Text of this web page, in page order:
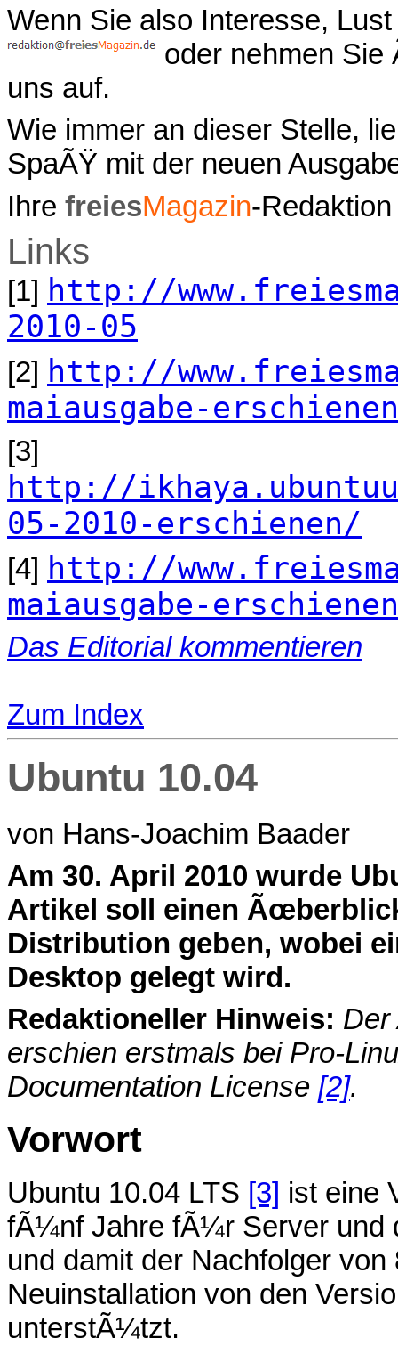
Wenn Sie also Interesse,
oder nehmen
uns auf.
Wie immer an dieser Stelle,
SpaÃŸ mit der neuen
Ihre freiesMagazin-Redaktion
Links
[1] http://
2010-05
[2] http://
maiausgabe-
[3]
http://
05-2010-erschienen/
[4] http://
maiausgabe-
Das Editorial kommentieren
Zum Index
Ubuntu 10.04
von Hans-Joachim Baader
Am 30. April 2010 wurde
Artikel soll einen
Distribution geben, wobei
Desktop gelegt wird.
Redaktioneller Hinweis:
erschien erstmals bei Pro-
Documentation License [2].
Vorwort
Ubuntu 10.04 LTS [3] ist eine
fÃ¼nf Jahre fÃ¼r Server und
und damit der Nachfolger
Neuinstallation von den
unterstÃ¼tzt.